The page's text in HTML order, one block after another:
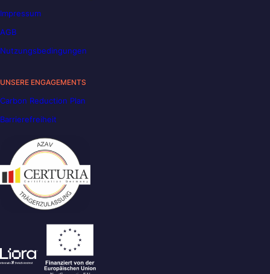
Impressum
AGB
Nutzungsbedingungen
UNSERE ENGAGEMENTS
Carbon Reduction Plan
Barrierefreiheit